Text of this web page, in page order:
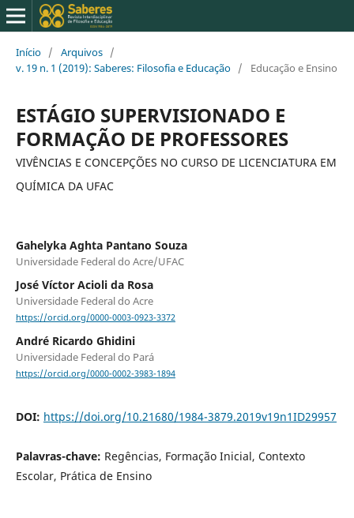
Início / Arquivos /
v. 19 n. 1 (2019): Saberes: Filosofia e Educação / Educação e Ensino
ESTÁGIO SUPERVISIONADO E
FORMAÇÃO DE PROFESSORES
VIVÊNCIAS E CONCEPÇÕES NO CURSO DE LICENCIATURA EM
QUÍMICA DA UFAC
Gahelyka Aghta Pantano Souza
Universidade Federal do Acre/UFAC
José Víctor Acioli da Rosa
Universidade Federal do Acre
https://orcid.org/0000-0003-0923-3372
André Ricardo Ghidini
Universidade Federal do Pará
https://orcid.org/0000-0002-3983-1894
DOI: https://doi.org/10.21680/1984-3879.2019v19n1ID29957
Palavras-chave: Regências, Formação Inicial, Contexto
Escolar, Prática de Ensino